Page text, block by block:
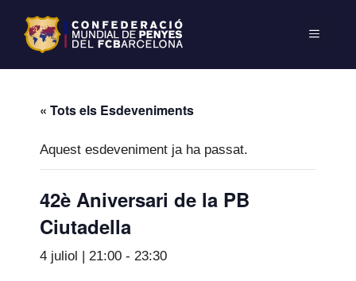
« Tots els Esdeveniments
Aquest esdeveniment ja ha passat.
42è Aniversari de la PB
Ciutadella
4 juliol | 21:00 - 23:30